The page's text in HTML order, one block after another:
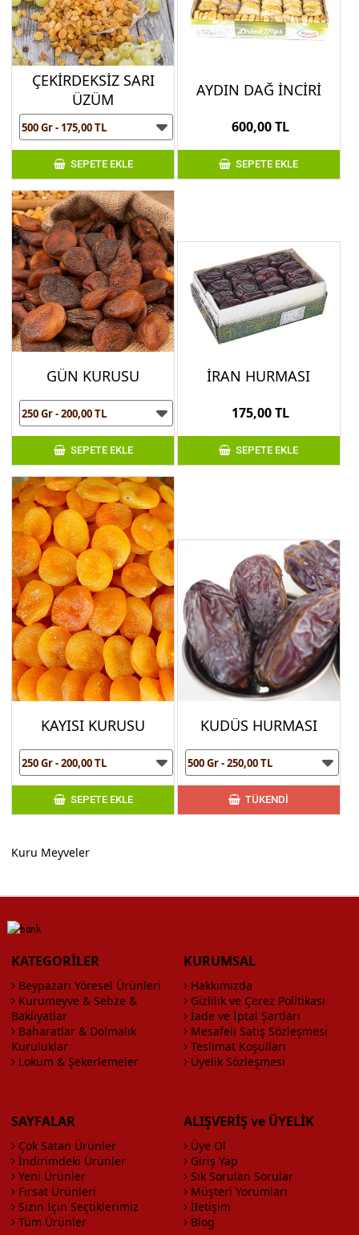
ÇEKİRDEKSİZ SARI
ÜZÜM
SEPETE EKLE
AYDIN DAĞ İNCİRİ
600,00 TL
SEPETE EKLE
GÜN KURUSU
SEPETE EKLE
İRAN HURMASI
175,00 TL
SEPETE EKLE
KAYISI KURUSU
SEPETE EKLE
KUDÜS HURMASI
TÜKENDİ
Kuru Meyveler
KATEGORİLER
Beypazarı Yöresel Ürünleri
Kurumeyve & Sebze &
Bakliyatlar
Baharatlar & Dolmalık
Kuruluklar
Lokum & Şekerlemeler
KURUMSAL
Hakkımızda
Gizlilik ve Çerez Politikası
İade ve İptal Şartları
Mesafeli Satış Sözleşmesi
Teslimat Koşulları
Üyelik Sözleşmesi
SAYFALAR
Çok Satan Ürünler
İndirimdeki Ürünler
Yeni Ürünler
Fırsat Ürünleri
Sizin İçin Seçtiklerimiz
Tüm Ürünler
ALIŞVERİŞ ve ÜYELİK
Üye Ol
Giriş Yap
Sık Sorulan Sorular
Müşteri Yorumları
İletişim
Blog